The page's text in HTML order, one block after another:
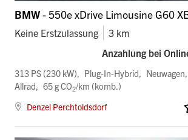
BMW- 550e xDrive Limousine G60
Keine Erstzulassung 3 km
Anzahlung bei
313 PS (230 kW) Plug-In-Hybrid Neuwagen
Allrad
65 g CO2/km (komb.)
Denzel Perchtoldsdorf